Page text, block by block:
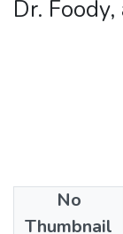
Dr.
No
Thumbnail